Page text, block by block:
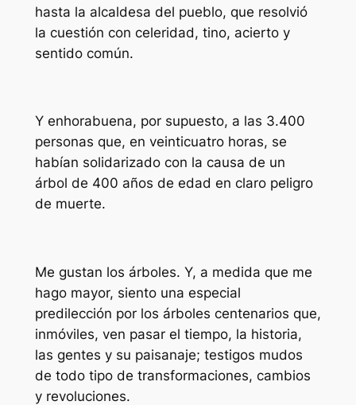
hasta la alcaldesa del pueblo, que resolvió
la cuestión con celeridad, tino, acierto y
sentido común.
Y enhorabuena, por supuesto, a las 3.400
personas que, en veinticuatro horas, se
habían solidarizado con la causa de un
árbol de 400 años de edad en claro peligro
de muerte.
Me gustan los árboles. Y, a medida que me
hago mayor, siento una especial
predilección por los árboles centenarios que,
inmóviles, ven pasar el tiempo, la historia,
las gentes y su paisanaje; testigos mudos
de todo tipo de transformaciones, cambios
y revoluciones.